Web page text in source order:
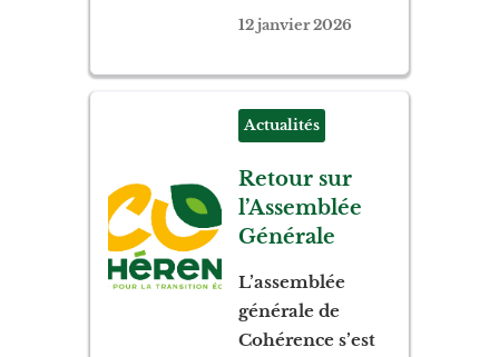
12 janvier 2026
Retour sur
l’Assemblée
Générale
Actualités
L’assemblée
générale de
Cohérence s’est